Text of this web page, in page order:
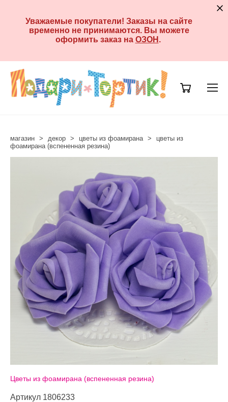
Уважаемые покупатели! Заказы на сайте
временно не принимаются. Вы можете
оформить заказ на ОЗОН .
магазин > декор > цветы из фоамирана >
цветы из
фоамирана (вспененная резина)
Цветы из фоамирана (вспененная резина)
Артикул 1806233